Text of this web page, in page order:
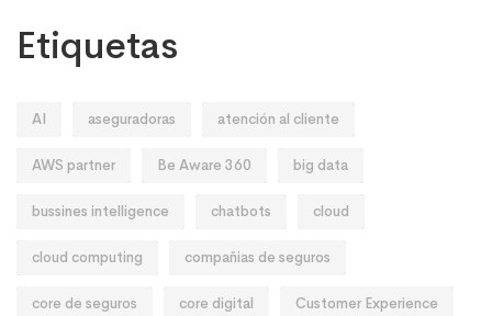
Etiquetas
AI aseguradoras atención al cliente
AWS partner Be Aware 360 big data
bussines intelligence chatbots cloud
cloud computing compañias de seguros
core de seguros core digital Customer Experience